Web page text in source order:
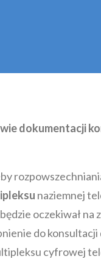
dokumentacji
naziemnej
oczekiwał na
do
cyfrowej